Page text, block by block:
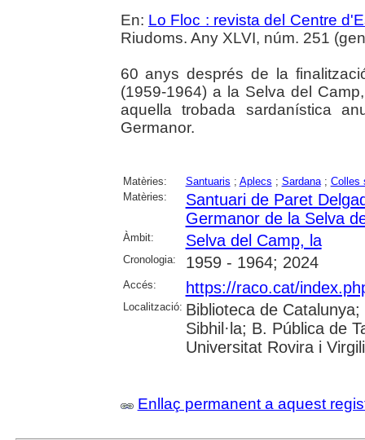
En: Lo Floc : revista del Centre
Riudoms. Any XLVI, núm. 251
60 anys després de la
(1959-1964) a la Selva del
aquella trobada sardanística
Germanor.
Matèries: Santuaris ; Aplecs ; Sardana; Colles
Matèries:
Santuari de Paret
Germanor de la Selva
Àmbit: Selva del Camp, la
Cronologia: 1959 - 1964; 2024
Accés: https://raco.cat/
Localització: Biblioteca de
Sibhil·la; B. Pública de
Universitat Rovira i Virgili
Enllaç permanent a aquest